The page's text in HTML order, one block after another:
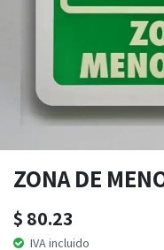
ZONA DE
$ 80.23
IVA incluido